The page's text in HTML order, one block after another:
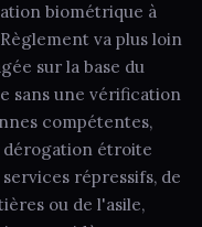
biométrique à
va plus loin
sur la base du
sans une vérification
compétentes,
dérogation étroite
répressifs, de
ou de l'asile,